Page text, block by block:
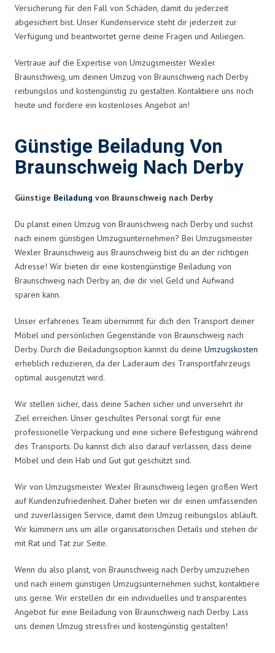
Versicherung für den Fall von Schäden, damit du jederzeit
abgesichert bist. Unser Kundenservice steht dir jederzeit zur
Verfügung und beantwortet gerne deine Fragen und Anliegen.
Vertraue auf die Expertise von Umzugsmeister Wexler
Braunschweig, um deinen Umzug von Braunschweig nach Derby
reibungslos und kostengünstig zu gestalten. Kontaktiere uns noch
heute und fordere ein kostenloses Angebot an!
Günstige Beiladung Von
Braunschweig Nach Derby
Günstige Beiladung von Braunschweig nach Derby
Du planst einen Umzug von Braunschweig nach Derby und suchst
nach einem günstigen Umzugsunternehmen? Bei Umzugsmeister
Wexler Braunschweig aus Braunschweig bist du an der richtigen
Adresse! Wir bieten dir eine kostengünstige Beiladung von
Braunschweig nach Derby an, die dir viel Geld und Aufwand
sparen kann.
Unser erfahrenes Team übernimmt für dich den Transport deiner
Möbel und persönlichen Gegenstände von Braunschweig nach
Derby. Durch die Beiladungsoption kannst du deine Umzugskosten
erheblich reduzieren, da der Laderaum des Transportfahrzeugs
optimal ausgenutzt wird.
Wir stellen sicher, dass deine Sachen sicher und unversehrt ihr
Ziel erreichen. Unser geschultes Personal sorgt für eine
professionelle Verpackung und eine sichere Befestigung während
des Transports. Du kannst dich also darauf verlassen, dass deine
Möbel und dein Hab und Gut gut geschützt sind.
Wir von Umzugsmeister Wexler Braunschweig legen großen Wert
auf Kundenzufriedenheit. Daher bieten wir dir einen umfassenden
und zuverlässigen Service, damit dein Umzug reibungslos abläuft.
Wir kümmern uns um alle organisatorischen Details und stehen dir
mit Rat und Tat zur Seite.
Wenn du also planst, von Braunschweig nach Derby umzuziehen
und nach einem günstigen Umzugsunternehmen suchst, kontaktiere
uns gerne. Wir erstellen dir ein individuelles und transparentes
Angebot für eine Beiladung von Braunschweig nach Derby. Lass
uns deinen Umzug stressfrei und kostengünstig gestalten!